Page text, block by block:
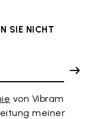
SIE NICHT
von Vibram
meiner